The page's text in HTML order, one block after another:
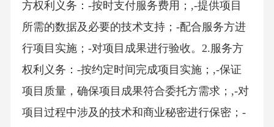
方权利义务：-按时支付服务费用；,-提供项目
所需的数据及必要的技术支持；-配合服务方进
行项目实施；-对项目成果进行验收。2.服务方
权利义务：-按约定时间完成项目实施；,-保证
项目质量，确保项目成果符合委托方需求；,-对
项目过程中涉及的技术和商业秘密进行保密；-